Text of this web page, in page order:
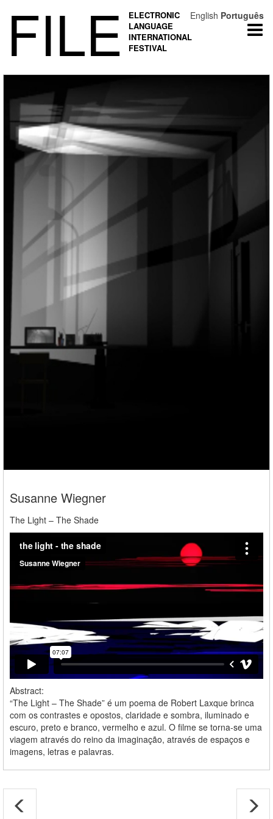
FILE
ELECTRONIC
LANGUAGE
INTERNATIONAL
FESTIVAL
Susanne Wiegner
The Light – The Shade
Abstract:
“The Light – The Shade” é um poema de Robert Laxque brinca
com os contrastes e opostos, claridade e sombra, iluminado e
escuro, preto e branco, vermelho e azul. O filme se torna-se uma
viagem através do reino da imaginação, através de espaços e
imagens, letras e palavras.
English Português